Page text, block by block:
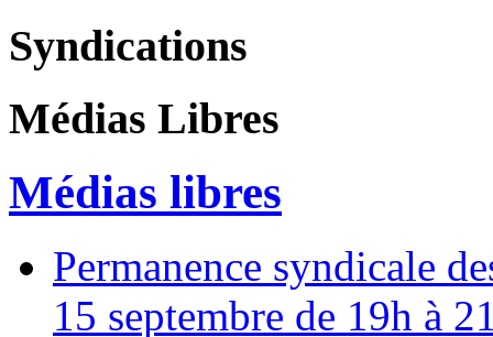
Syndications
Médias Libres
Médias libres
Permanence syndicale
15 septembre de 19h à